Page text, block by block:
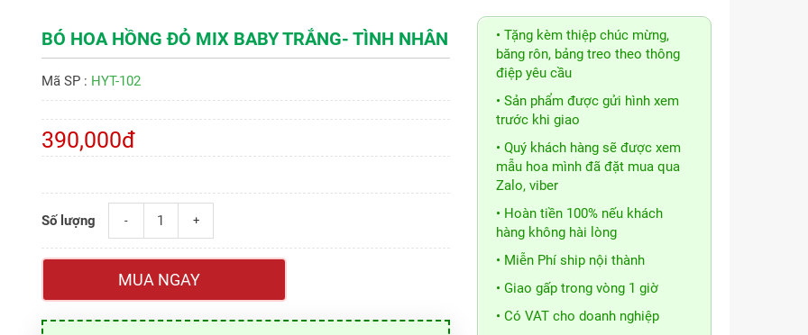
BÓ HOA HỒNG ĐỎ MIX BABY TRẮNG- TÌNH NHÂN
Mã SP : HYT-102
390,000đ
Số lượng - +
MUA NGAY
• Tặng kèm thiệp chúc mừng,
băng rôn, bảng treo theo thông
điệp yêu cầu
• Sản phẩm được gửi hình xem
trước khi giao
• Quý khách hàng sẽ được xem
mẫu hoa mình đã đặt mua qua
Zalo, viber
• Hoàn tiền 100% nếu khách
hàng không hài lòng
• Miễn Phí ship nội thành
• Giao gấp trong vòng 1 giờ
• Có VAT cho doanh nghiệp